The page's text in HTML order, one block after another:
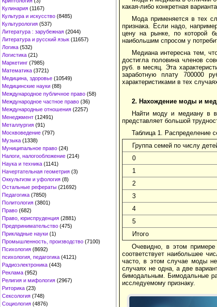
Кулинария (1167)
Культура и искусство (8485)
Культурология (537)
Литература : зарубежная (2044)
Литература и русский язык (11657)
Логика (532)
Логистика (21)
Маркетинг (7985)
Математика (3721)
Медицина, здоровье (10549)
Медицинские науки (88)
Международное публичное право (58)
Международное частное право (36)
Международные отношения (2257)
Менеджмент (12491)
Металлургия (91)
Москвоведение (797)
Музыка (1338)
Муниципальное право (24)
Налоги, налогообложение (214)
Наука и техника (1141)
Начертательная геометрия (3)
Оккультизм и уфология (8)
Остальные рефераты (21692)
Педагогика (7850)
Политология (3801)
Право (682)
Право, юриспруденция (2881)
Предпринимательство (475)
Прикладные науки (1)
Промышленность, производство (7100)
Психология (8692)
психология, педагогика (4121)
Радиоэлектроника (443)
Реклама (952)
Религия и мифология (2967)
Риторика (23)
Сексология (748)
Социология (4876)
какая-либо конкретная
Мода применяется в тех
признака. Если надо,
цену на рынке, по которой
наибольшим спросом у
Медиана интересна тем,
достигла половина членов
руб. в месяц. Эта
заработную плату 700000
характеристиками в тех
2. Нахождение моды и
Найти моду и медиану в
представляет большой
Таблица 1. Распределение
Группа семей по числу
0
1
2
3
4
5
Итого
Очевидно, в этом
соответствует наибольшее
часто, в этом случае моды
случаях не одна, а две
бимодальным. Бимодальные
исследуемому признаку.